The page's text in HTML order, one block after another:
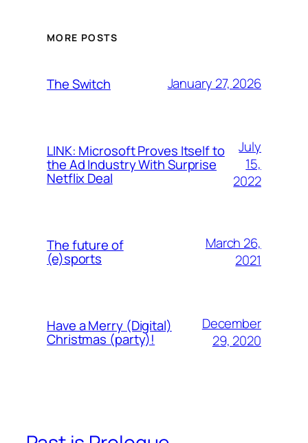
MORE POSTS
The Switch January 27, 2026
LINK: Microsoft Proves Itself to
the Ad Industry With Surprise
Netflix Deal
July
15,
2022
The future of
(e)sports
March 26,
2021
Have a Merry (Digital)
Christmas (party)!
December
29, 2020